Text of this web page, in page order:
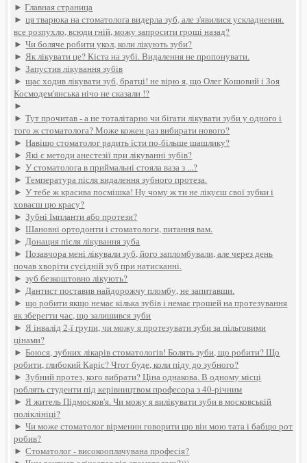
►Главная страница
►ця тварюка на стоматолога видерла зуб, але з'явилися ускладнення.
все розпухло, всюди гній, можу запросити гроші назад?
►Чи боляче робити укол, коли лікують зуби?
►Як лікувати це? Кіста на зубі. Видалення не пропонувати.
►Запустив лікування зубів
►щас ходив лікувати зуб, братці! не вірю я, що Олег Кошовий і Зоя
Космодем'янська нічо не сказали !?
►
►Тут прочитав - а не тоталітарно чи бігати лікувати зуби у одного і
того ж стоматолога? Може кожен раз вибирати нового?
►Навіщо стоматолог радить їсти по-більше шашлику?
►Які є методи анестезії при лікуванні зубів?
►У стоматолога в приймальні стояла ваза з ...?
►Температура після видалення зубного протеза.
►У тебе ж красива посмішка! Ну чому ж ти не лікуєш свої зубки і
ховаєш цю красу?
►Зубні Імпланти або протези?
►Шановні ортодонти і стоматологи, питання вам.
►Донация після лікування зуба
►Позавчора мені лікували зуб, його запломбували, але через день
почав хворіти сусідній зуб при натисканні.
►зуб безкоштовно лікують?
►Дантист поставив найдорожчу пломбу, не запитавши.
►що робити якщо немає кілька зубів і немає грошей на протезування
як зберегти час, що залишився зуби
►Я інвалід 2-ї групи, чи можу я протезувати зуби за пільговими
цінами?
►Боюся, зубних лікарів стоматологів! Болять зуби, що робити? Що
робити, глибокий Каріс? Чтот буде, коли піду до зубного?
►Зубний протез, кого вибрати? Ціна однакова. В одному місці
роблять студенти під керівництвом професора з 40-річним
►Я житель Підмосков'я. Чи можу я вилікувати зуби в московській
поліклініці?
►Чи може стоматолог вірменин говорити що він мою тата і бабцю рот
робив?
►Стоматолог - високооплачувана професія?